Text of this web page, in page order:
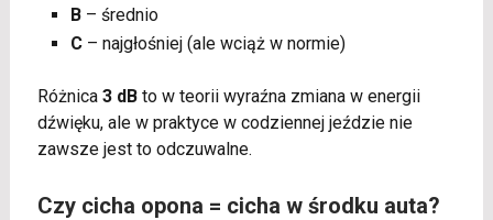
B– średnio
C– najgłośniej (ale wciąż w normie)
Różnica 3 dBto w teorii wyraźna zmiana w energii
dźwięku, ale w praktyce w codziennej jeździe nie
zawsze jest to odczuwalne.
Czy cicha opona = cicha w środku auta?